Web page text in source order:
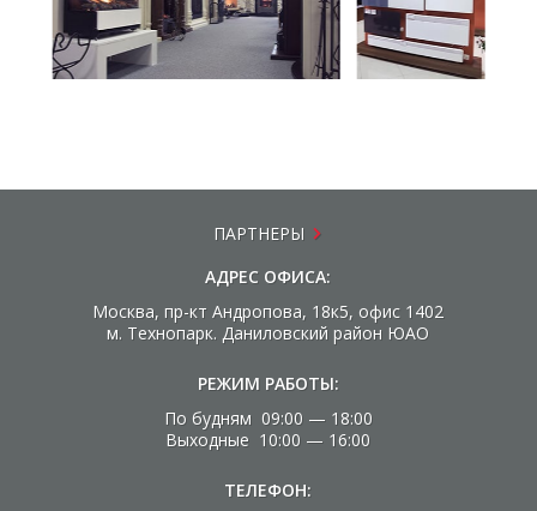
ПАРТНЕРЫ
АДРЕС ОФИСА:
Москва, пр-кт Андропова, 18к5, офис 1402
м. Технопарк. Даниловский район ЮАО
РЕЖИМ РАБОТЫ:
По будням 09:00 — 18:00
Выходные 10:00 — 16:00
ТЕЛЕФОН: